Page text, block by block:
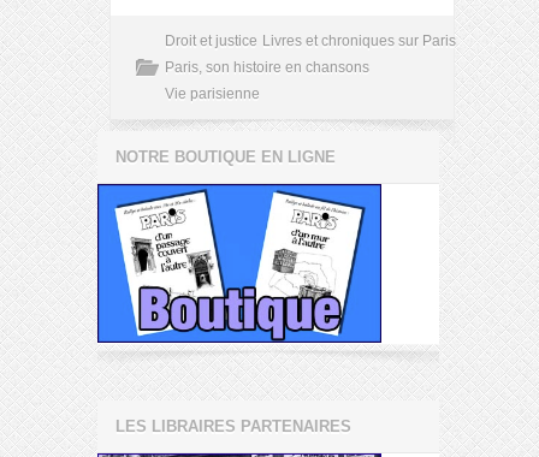
Droit et justice Livres et chroniques sur Paris
Paris, son histoire en chansons
Vie parisienne
NOTRE BOUTIQUE EN LIGNE
LES LIBRAIRES PARTENAIRES